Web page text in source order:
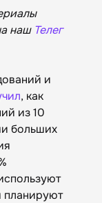
нашТелег
и
, как
из 10
больших
планируют